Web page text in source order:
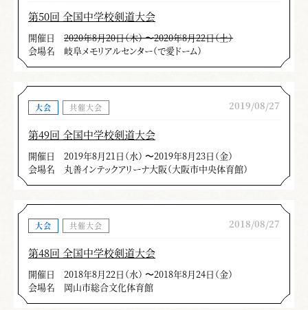
第50回 全国中学校剣道大会
開催日
2020年8月20日（木） 〜2020年8月22日（土）
会場名
岐阜メモリアルセンター（で愛ドーム）
大会 共催大会 2019/08/27
第49回 全国中学校剣道大会
開催日
2019年8月21日（水） 〜2019年8月23日（金）
会場名
丸善インテックアリーナ大阪（大阪市中央体育館）
大会 共催大会 2018/08/27
第48回 全国中学校剣道大会
開催日
2018年8月22日（水） 〜2018年8月24日（金）
会場名
岡山市総合文化体育館